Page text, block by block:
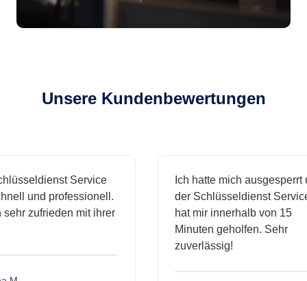
Unsere Kundenbewertungen
Service
und professionell.
zufrieden mit ihrer
Ich hatte mich ausgesperrt und
der Schlüsseldienst Service
hat mir innerhalb von 15
Minuten geholfen. Sehr
zuverlässig!